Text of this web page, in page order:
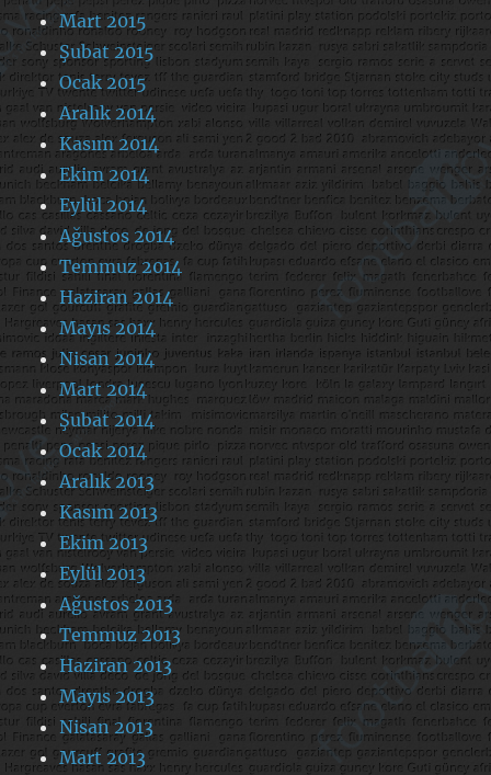
Mart 2015
Şubat 2015
Ocak 2015
Aralık 2014
Kasım 2014
Ekim 2014
Eylül 2014
Ağustos 2014
Temmuz 2014
Haziran 2014
Mayıs 2014
Nisan 2014
Mart 2014
Şubat 2014
Ocak 2014
Aralık 2013
Kasım 2013
Ekim 2013
Eylül 2013
Ağustos 2013
Temmuz 2013
Haziran 2013
Mayıs 2013
Nisan 2013
Mart 2013